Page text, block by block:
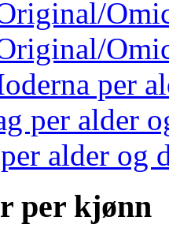
per
per alder
alder og
per kjønn